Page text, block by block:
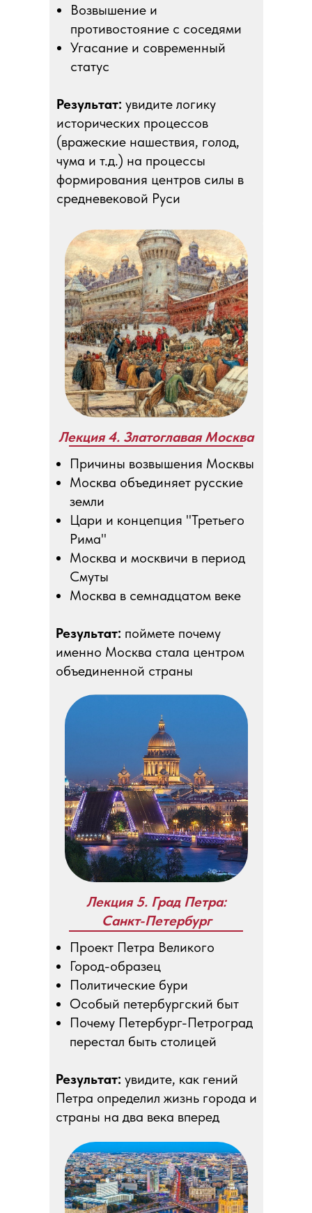
Возвышение и
противостояние с соседями
Угасание и современный
статус
Результат: увидите логику
исторических процессов
(вражеские нашествия, голод,
чума и т.д.) на процессы
формирования центров силы в
средневековой Руси
Лекция 4. Златоглавая Москва
Лекция 5. Град Петра:
Санкт-Петербург
Причины возвышения Москвы
Москва объединяет русские
земли
Цари и концепция "Третьего
Рима"
Москва и москвичи в период
Смуты
Москва в семнадцатом веке
Результат: поймете почему
именно Москва стала центром
объединенной страны
Проект Петра Великого
Город-образец
Политические бури
Особый петербургский быт
Почему Петербург-Петроград
перестал быть столицей
Результат: увидите, как гений
Петра определил жизнь города и
страны на два века вперед